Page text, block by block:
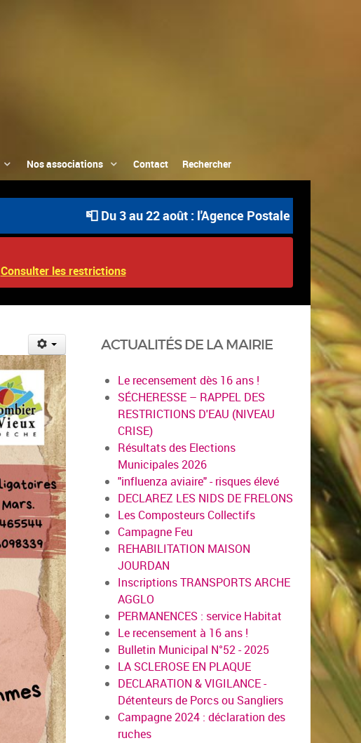
Nos associations Contact Rechercher
📮 Du 3 au 22 août : l'Agence Postale Communale
Consulter les restrictions
ACTUALITÉS DE LA MAIRIE
Le recensement dès 16 ans !
SÉCHERESSE – RAPPEL DES
RESTRICTIONS D'EAU (NIVEAU
CRISE)
Résultats des Elections
Municipales 2026
"influenza aviaire" - risques élevé
DECLAREZ LES NIDS DE FRELONS
Les Composteurs Collectifs
Campagne Feu
REHABILITATION MAISON
JOURDAN
Inscriptions TRANSPORTS ARCHE
AGGLO
PERMANENCES : service Habitat
Le recensement à 16 ans !
Bulletin Municipal N°52 - 2025
LA SCLEROSE EN PLAQUE
DECLARATION & VIGILANCE -
Détenteurs de Porcs ou Sangliers
Campagne 2024 : déclaration des
ruches